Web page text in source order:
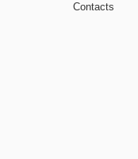
Contacts